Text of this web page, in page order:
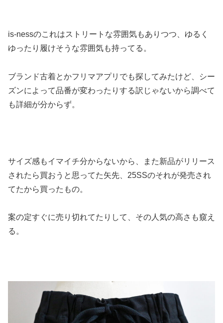
is-nessのこれはストリートな雰囲気もありつつ、ゆるく
ゆったり履けそうな雰囲気も持ってる。
ブランド古着とかフリマアプリでも探してみたけど、シー
ズンによって品番が変わったりする訳じゃないから調べて
も詳細が分からず。
サイズ感もイマイチ分からないから、また新品がリリース
されたら買おうと思ってた矢先、25SSのそれが発売され
てたから買ったもの。
案の定すぐに売り切れてたりして、その人気の高さも窺え
る。